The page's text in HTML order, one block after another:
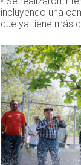
incluyendo una
que ya tiene más